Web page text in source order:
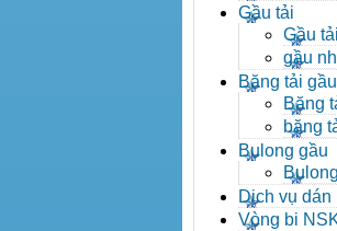
Gầu tải
Gầu
inox
gầu
HDPE
Băng tải gầu
Băng
băng
Bulong gầu
Bulong
Dịch vụ dán
băng tải
Vòng bi